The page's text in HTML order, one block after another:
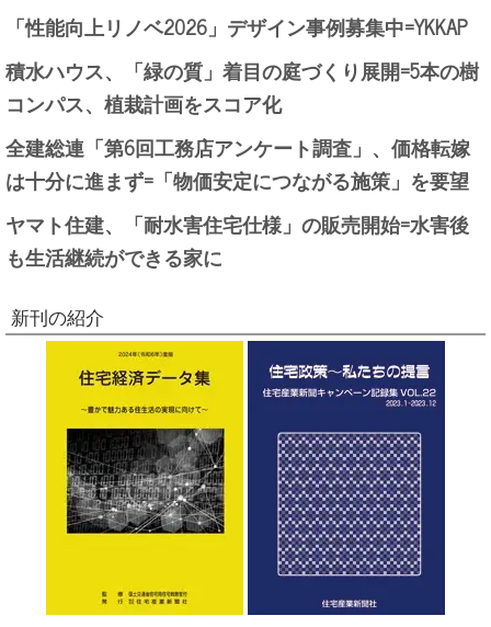
「性能向上リノベ2026」デザイン事例募集中=YKKAP
積水ハウス、「緑の質」着目の庭づくり展開=5本の樹
コンパス、植栽計画をスコア化
全建総連「第6回工務店アンケート調査」、価格転嫁
は十分に進まず=「物価安定につながる施策」を要望
ヤマト住建、「耐水害住宅仕様」の販売開始=水害後
も生活継続ができる家に
新刊の紹介